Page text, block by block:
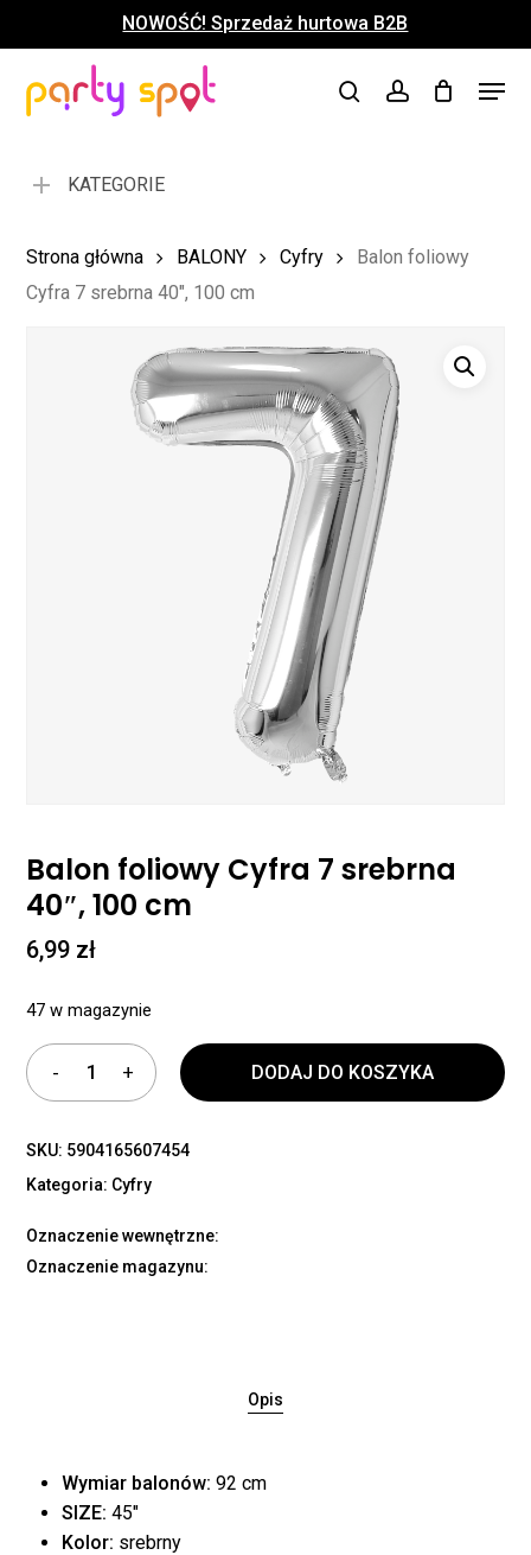
to
content
NOWOŚĆ! Sprzedaż hurtowa B2B
searchaccount
Menu
Koszyk Close
KATEGORIE
Strona główna BALONY Cyfry
Balon foliowy
Cyfra 7 srebrna 40″, 100 cm
Balon foliowy Cyfra 7 srebrna
40″, 100 cm
6,99 zł
47 w magazynie
DODAJ DO KOSZYKA
SKU: 5904165607454 ​
Kategoria: Cyfry
Oznaczenie wewnętrzne:
Oznaczenie magazynu:
Opis
Wymiar balonów: 92 cm
SIZE: 45″
Kolor: srebrny
Menu